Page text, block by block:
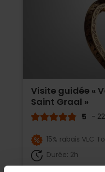
Visite guidée «
Saint Graal »
5 -
15% rabais VLC
Durée: 2h